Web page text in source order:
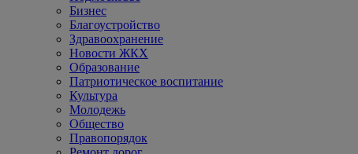
Бизнес
Благоустройство
Здравоохранение
Новости ЖКХ
Образование
Патриотическое воспитание
Культура
Молодежь
Общество
Правопорядок